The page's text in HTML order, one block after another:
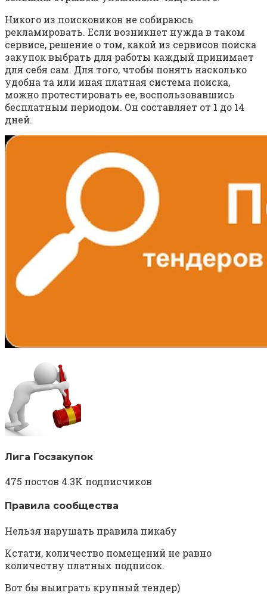
Никого из поисковиков не собираюсь
рекламировать. Если возникнет нужда в таком
сервисе, решение о том, какой из сервисов поиска
закупок выбрать для работы каждый принимает
для себя сам. Для того, чтобы понять насколько
удобна та или иная платная система поиска,
можно протестировать ее, воспользовавшись
бесплатным периодом. Он составляет от 1 до 14
дней.
Лига Госзакупок
475 постов 4.3K подписчиков
Правила сообщества
Нельзя нарушать правила пикабу
Кстати, количество помещений не равно
количеству платных подписок.
Вот бы выиграть крупный тендер)